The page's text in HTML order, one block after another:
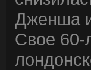
Дженша и
Свое 60-